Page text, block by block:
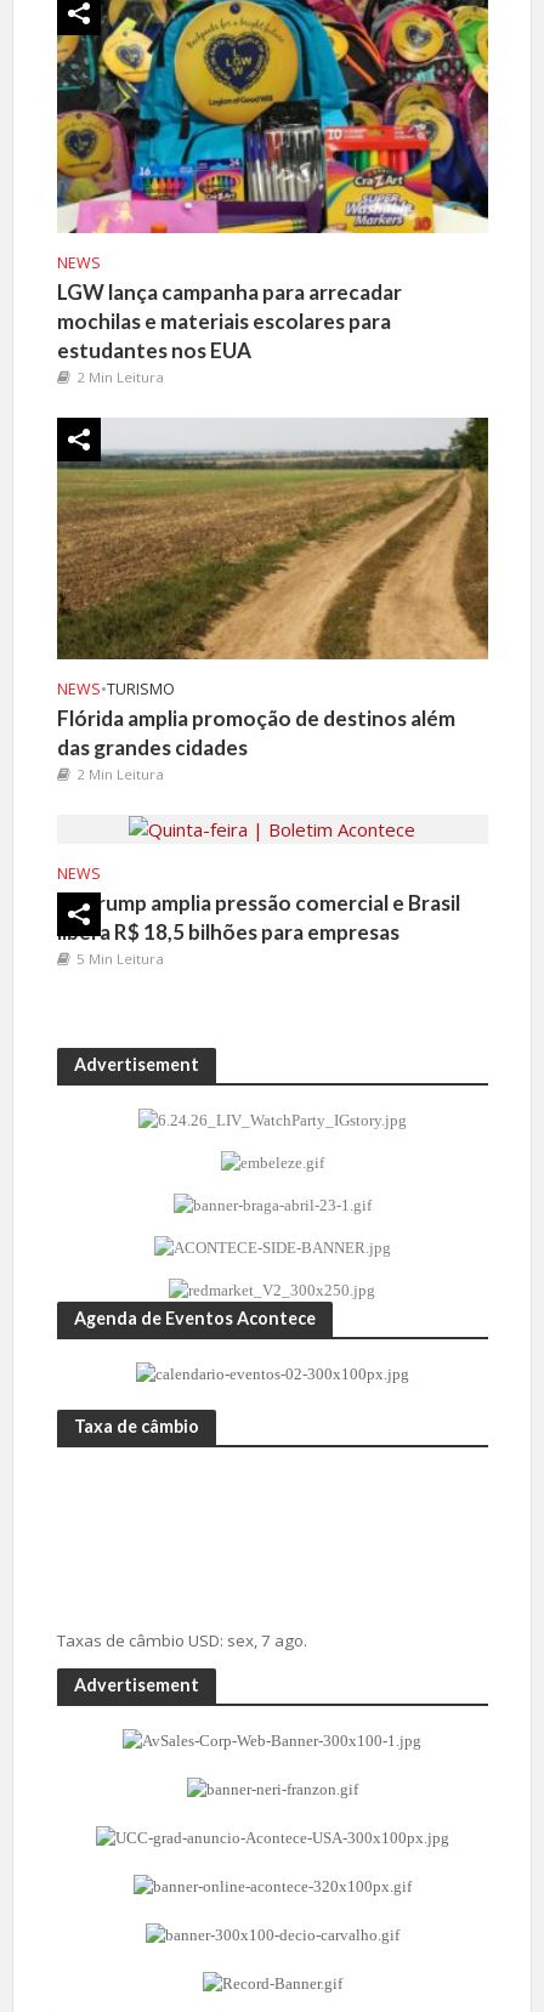
NEWS
LGW lança campanha para arrecadar
mochilas e materiais escolares para
estudantes nos EUA
2 Min Leitura
NEWS•TURISMO
Flórida amplia promoção de destinos além
das grandes cidades
2 Min Leitura
NEWS
Trump amplia pressão comercial e Brasil
libera R$ 18,5 bilhões para empresas
5 Min Leitura
Advertisement
Agenda de Eventos Acontece
Taxa de câmbio
Taxas de câmbio USD: sex, 7 ago.
Advertisement